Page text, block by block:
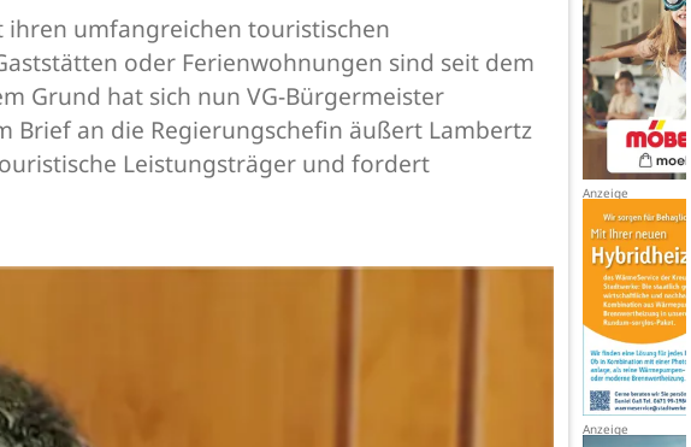
ihren umfangreichen touristischen
oder Ferienwohnungen sind seit dem
Grund hat sich nun VG-Bürgermeister
Brief an die Regierungschefin äußert Lambertz
Leistungsträger und fordert